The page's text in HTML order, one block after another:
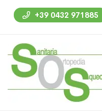
+39 0432 971885